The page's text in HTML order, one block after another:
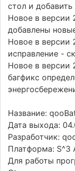
стол и
Новое в версии
добавлены
Новое в версии
исправление -
Новое в версии
багфикс
Название:
Дата выхода:
Разработчик:
Платформа: S^3
Для работы